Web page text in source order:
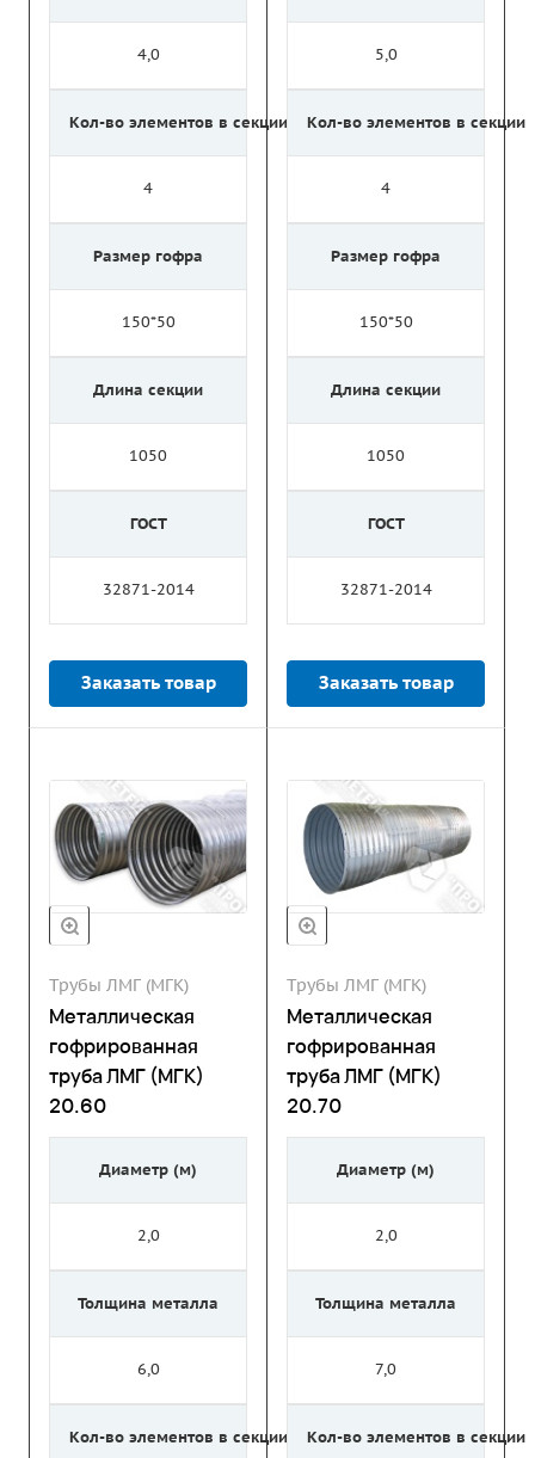
4,0
Кол-во элементов в секции
4
Размер гофра
150*50
Длина секции
1050
ГОСТ
32871-2014
Заказать товар
5,0
Кол-во элементов в секции
4
Размер гофра
150*50
Длина секции
1050
ГОСТ
32871-2014
Заказать товар
Трубы ЛМГ (МГК)
Металлическая
гофрированная
труба ЛМГ (МГК)
20.60
Диаметр (м)
2,0
Толщина металла
6,0
Кол-во элементов в секции
Трубы ЛМГ (МГК)
Металлическая
гофрированная
труба ЛМГ (МГК)
20.70
Диаметр (м)
2,0
Толщина металла
7,0
Кол-во элементов в секции